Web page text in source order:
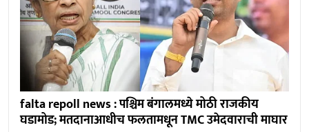
falta repoll news : पश्चिम बंगालमध्ये मोठी राजकीय
घडामोड; मतदानाआधीच फलतामधून TMC उमेदवाराची माघार